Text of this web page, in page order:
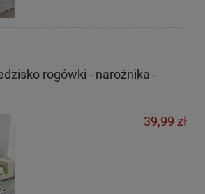
rogówki - narożnika -
39,99 zł